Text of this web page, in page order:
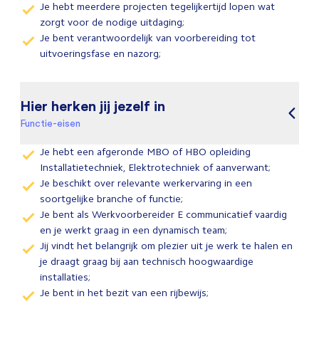
Je hebt meerdere projecten tegelijkertijd lopen wat
zorgt voor de nodige uitdaging;
Je bent verantwoordelijk van voorbereiding tot
uitvoeringsfase en nazorg;
Hier herken jij jezelf in
Functie-eisen
Je hebt een afgeronde MBO of HBO opleiding
Installatietechniek, Elektrotechniek of aanverwant;
Je beschikt over relevante werkervaring in een
soortgelijke branche of functie;
Je bent als Werkvoorbereider E communicatief vaardig
en je werkt graag in een dynamisch team;
Jij vindt het belangrijk om plezier uit je werk te halen en
je draagt graag bij aan technisch hoogwaardige
installaties;
Je bent in het bezit van een rijbewijs;